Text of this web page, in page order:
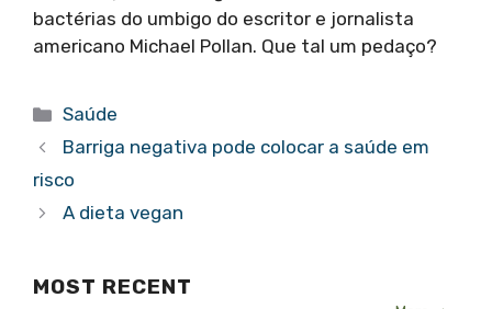
bactérias do umbigo do escritor e jornalista
americano Michael Pollan. Que tal um pedaço?
Categorias
Saúde
Barriga negativa pode colocar a saúde em
risco
A dieta vegan
MOST RECENT